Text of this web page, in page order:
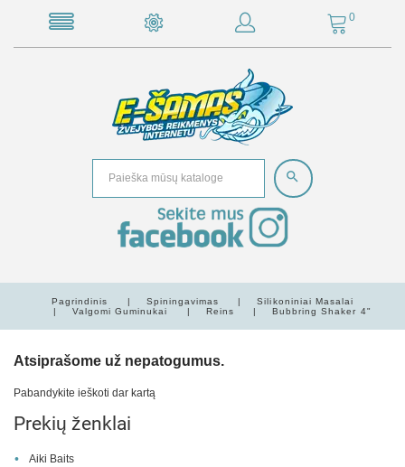
0
Pagrindinis Spiningavimas
Silikoniniai Masalai
Valgomi Guminukai
Reins Bubbring Shaker 4"
Atsiprašome už nepatogumus.
Pabandykite ieškoti dar kartą
Prekių ženklai
Aiki Baits